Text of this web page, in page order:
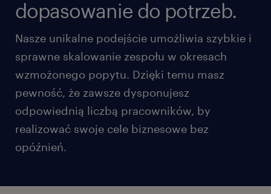
dopasowanie do potrzeb.
Nasze unikalne podejście umożliwia szybkie i
sprawne skalowanie zespołu w okresach
wzmożonego popytu. Dzięki temu masz
pewność, że zawsze dysponujesz
odpowiednią liczbą pracowników, by
realizować swoje cele biznesowe bez
opóźnień.